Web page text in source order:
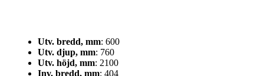
Utv. bredd, mm: 600
Utv. djup, mm: 760
Utv. höjd, mm: 2100
Inv. bredd, mm: 404